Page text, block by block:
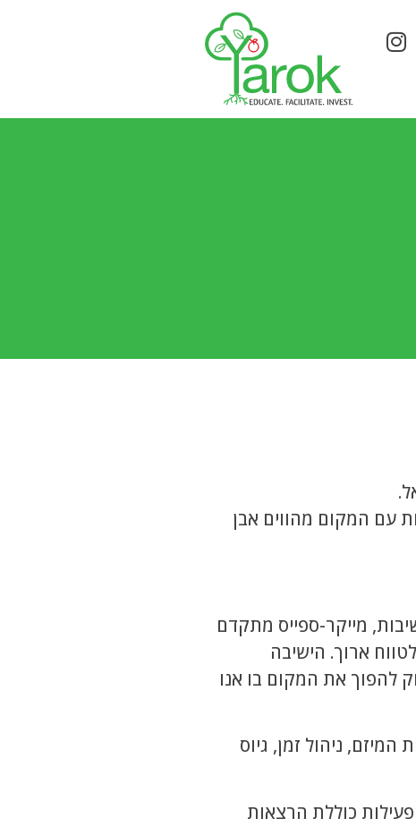
עם המקום מהווים אבן
מייקר-ספייס מתקדם
ארוך. הישיבה
להפוך את המקום בו אנו
ניהול זמן, גיוס
כוללת הרצאות